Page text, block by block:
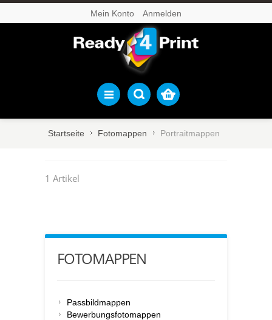
Mein Konto Anmelden
Startseite Fotomappen Portraitmappen
1 Artikel
FOTOMAPPEN
Passbildmappen
Bewerbungsfotomappen